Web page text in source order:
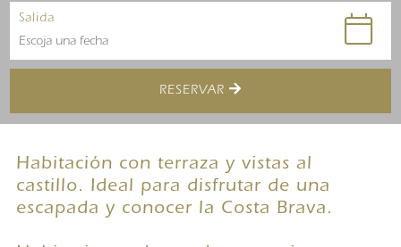
Salida
RESERVAR
Habitación con terraza y vistas al
castillo. Ideal para disfrutar de una
escapada y conocer la Costa Brava.